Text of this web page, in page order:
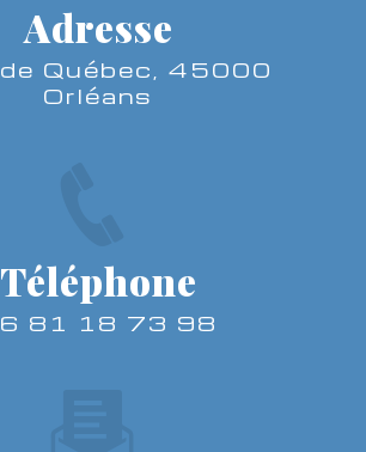
Adresse
Orléans
Téléphone
06 81 18 73 98